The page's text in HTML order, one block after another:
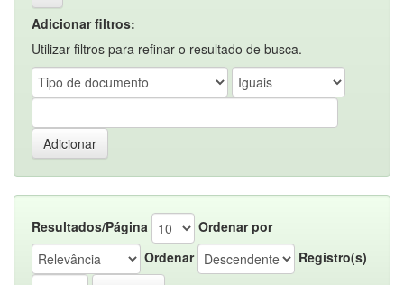
Adicionar filtros:
Utilizar filtros para refinar o resultado de busca.
Resultados/Página
Ordenar por
Ordenar
Registro(s)